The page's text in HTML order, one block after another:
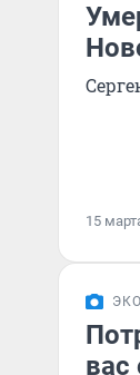
15
вас